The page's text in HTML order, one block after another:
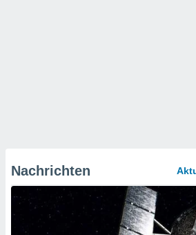
Nachrichten